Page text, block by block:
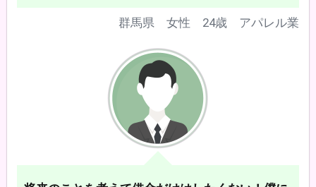
群馬県 女性 24歳 アパレル業